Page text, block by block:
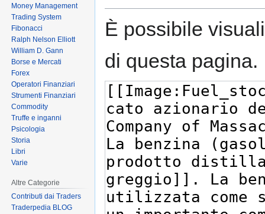
È possibile
di questa pagina.
Money Management
Trading System
Fibonacci
Ralph Nelson Elliott
William D. Gann
Borse e Mercati
Forex
Operatori Finanziari
Strumenti Finanziari
Commodity
Truffe e inganni
Psicologia
Storia
Libri
Varie
Altre Categorie
Contributi dai Traders
Traderpedia BLOG